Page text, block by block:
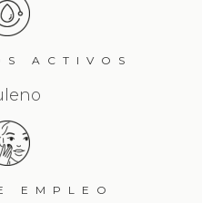
ACTIVOS
EMPLEO